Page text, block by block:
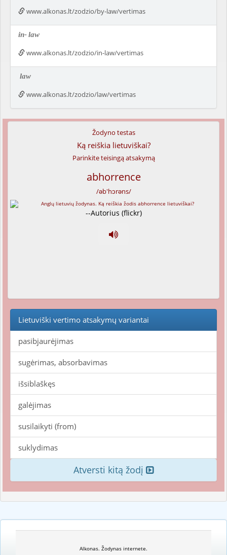
www.alkonas.lt/zodzio/by-law/vertimas
in-law
www.alkonas.lt/zodzio/in-law/vertimas
law
www.alkonas.lt/zodzio/law/vertimas
Žodyno testas
Ką reiškia lietuviškai?
Parinkite teisingą atsakymą
abhorrence
/əb'hɔrəns/
--Autorius (flickr)
Lietuviški vertimo atsakymų variantai
pasibjaurėjimas
sugėrimas, absorbavimas
išsiblaškęs
galėjimas
susilaikyti (from)
suklydimas
Atversti kitą žodį
Alkonas. Žodynas internete.